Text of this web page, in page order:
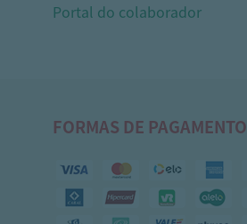
Portal do colaborador
FORMAS DE PAGAMENTO